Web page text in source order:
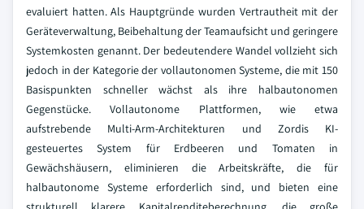
evaluiert hatten. Als Hauptgründe wurden Vertrautheit mit der
Geräteverwaltung, Beibehaltung der Teamaufsicht und geringere
Systemkosten genannt. Der bedeutendere Wandel vollzieht sich
jedoch in der Kategorie der vollautonomen Systeme, die mit 150
Basispunkten schneller wächst als ihre halbautonomen
Gegenstücke. Vollautonome Plattformen, wie etwa
aufstrebende Multi-Arm-Architekturen und Zordis KI-
gesteuertes System für Erdbeeren und Tomaten in
Gewächshäusern, eliminieren die Arbeitskräfte, die für
halbautonome Systeme erforderlich sind, und bieten eine